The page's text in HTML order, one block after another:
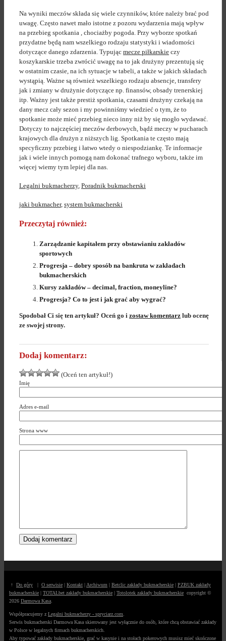
Na wyniki meczów składa się wiele czynników, które należy brać pod
uwagę. Często nawet mało istotne z pozoru wydarzenia mają wpływ
na przebieg spotkania , chociażby pogoda. Przy wyborze spotkań
przydatne będą nam wszelkiego rodzaju statystyki i wiadomości
dotyczące danego zdarzenia. Typując mecze piłkarskie czy
koszykarskie trzeba zwrócić uwagę na to jak drużyny prezentują się
w ostatnim czasie, na ich sytuacje w tabeli, a także w jakich składach
wystąpią. Ważne są również wszelkiego rodzaju absencje, transfery
jak i zmiany w drużynie dotyczące np. finansów, obsady trenerskiej
itp. Ważny jest także prestiż spotkania, czasami drużyny czekają na
dany mecz cały sezon i my powinniśmy wiedzieć o tym, że to
spotkanie może mieć przebieg nieco inny niż by się mogło wydawać.
Dotyczy to najczęściej meczów derbowych, bądź meczy w pucharach
krajowych dla drużyn z niższych lig. Spotkania te często mają
specyficzny przebieg i łatwo wtedy o niespodziankę. Te informacje
jak i wiele innych pomogą nam dokonać trafnego wyboru, także im
więcej wiemy tym lepiej dla nas.
Legalni bukmacherzy, Poradnik bukmacherski
jaki bukmacher, system bukmacherski
Przeczytaj również:
Zarządzanie kapitałem przy obstawianiu zakładów
sportowych
Progresja – dobry sposób na bankruta w zakładach
bukmacherskich
Kursy zakładów – decimal, fraction, moneyline?
Progresja? Co to jest i jak grać aby wygrać?
Spodobał Ci się ten artykuł? Oceń go i zostaw komentarz lub ocenę
ze swojej strony.
Dodaj komentarz:
(Oceń ten artykuł!)
Imię
Adres e-mail
Strona www
↑ Do góry | O serwisie | Kontakt | Archiwum | Betclic zakłady bukmacherskie | PZBUK zakłady
bukmacherskie | TOTALbet zakłady bukmacherskie | Totolotek zakłady bukmacherskie copyright ©
2026 Darmowa Kasa
Współpracujemy z Legalni bukmacherzy - spryciarz.com
Serwis bukmacherski Darmowa Kasa skierowany jest wyłącznie do osób, które chcą obstawiać zakłady
w Polsce w legalnych firmach bukmacherskich.
Aby typować zakłady bukmacherskie, grać w kasynie i na stołach pokerowych musisz mieć skończone